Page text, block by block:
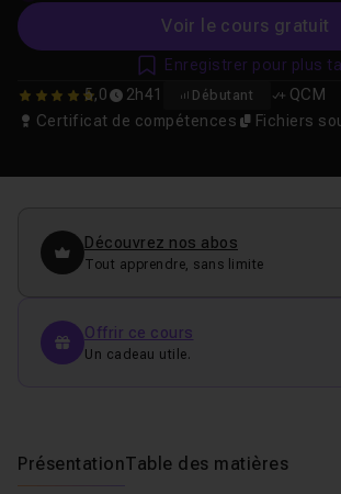
Voir le cours gratuit
5 5,0 2h41 Débutant
QCM
Certificat de compétences
Fichiers
Enregistrer pour plus
Découvrez nos abos
Tout apprendre, sans limite
Offrir ce cours
Un cadeau utile.
PrésentationTable des matières